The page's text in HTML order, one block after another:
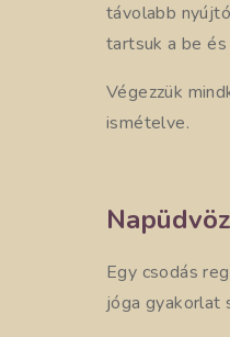
távolabb
tartsuk a be
Végezzük
ismételve.
Egy csodás
jóga gyakorlat